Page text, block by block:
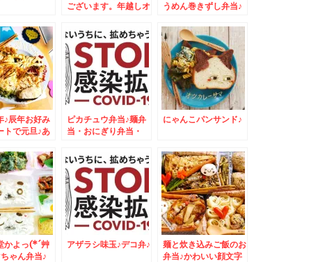
ございます。年越しオ
うめん巻きずし弁当♪
♪辰年お好み
トで元旦♪あ
！！
ピカチュウ弁当♪麺弁
当・おにぎり弁当・
色々
にゃんこパンサンド♪
かよっ(*´艸
ゃん弁当♪
アザラシ味玉♪デコ弁♪
麺と炊き込みご飯のお
弁当♪かわいい顔文字